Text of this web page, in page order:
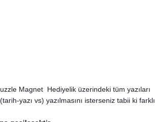
Magnet Hediyelik üzerindeki tüm yazıları
yazı vs) yazılmasını isterseniz tabii ki farklı